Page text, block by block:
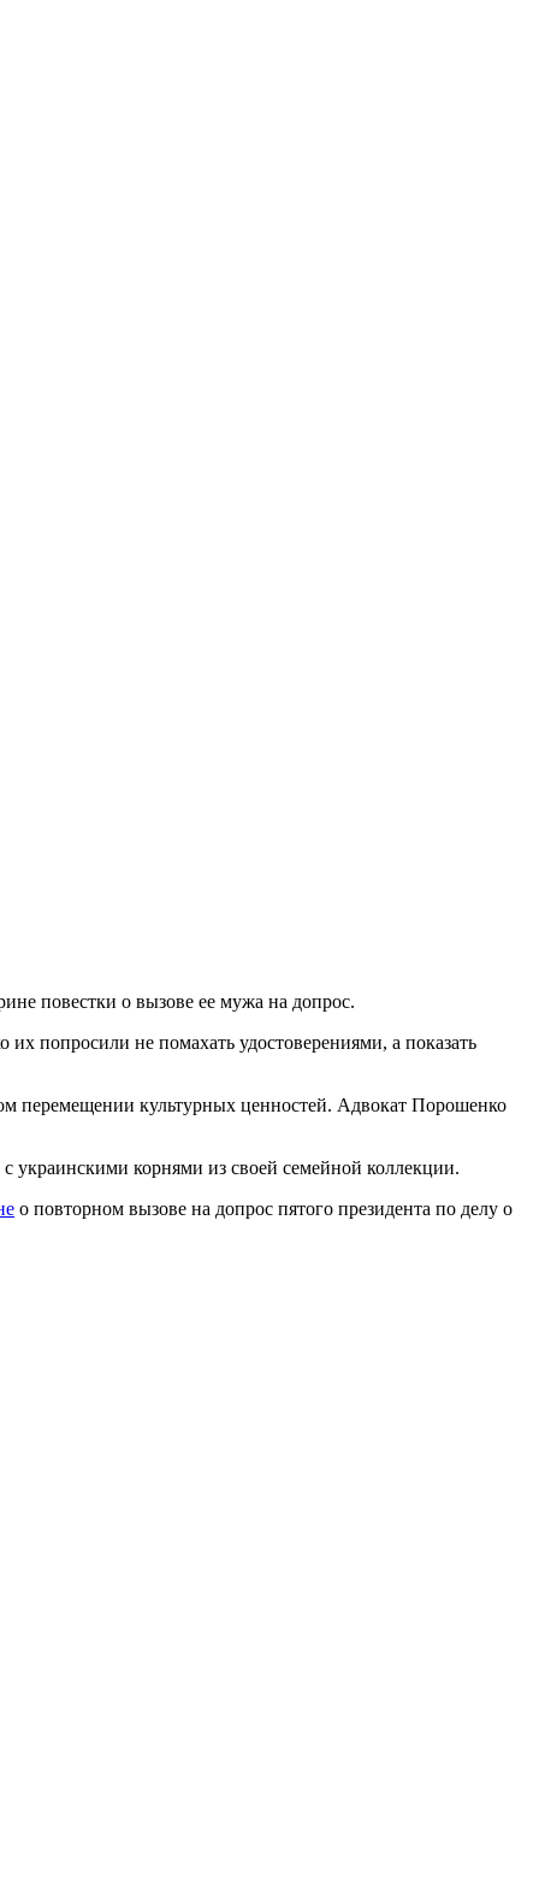
повестки о вызове ее мужа на допрос.
попросили не помахать удостоверениями, а показать
перемещении культурных ценностей. Адвокат Порошенко
украинскими корнями из своей семейной коллекции.
о повторном вызове на допрос пятого президента по делу о